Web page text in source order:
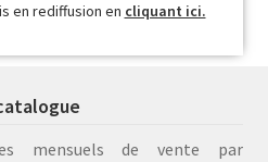
en rediffusion en cliquant ici.
mensuels de vente par